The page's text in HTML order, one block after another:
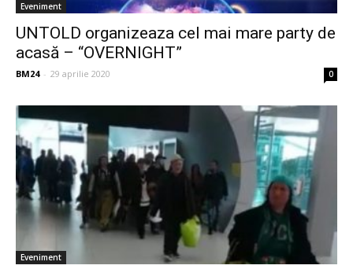
Eveniment
UNTOLD organizeaza cel mai mare party de
acasă – “OVERNIGHT”
BM24 - 29 aprilie 2020 0
Eveniment